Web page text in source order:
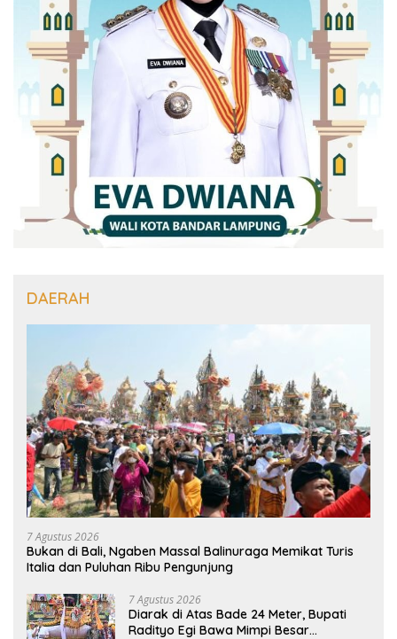
DAERAH
7 Agustus 2026
Bukan di Bali, Ngaben Massal Balinuraga Memikat Turis
Italia dan Puluhan Ribu Pengunjung
7 Agustus 2026
Diarak di Atas Bade 24 Meter, Bupati
Radityo Egi Bawa Mimpi Besar